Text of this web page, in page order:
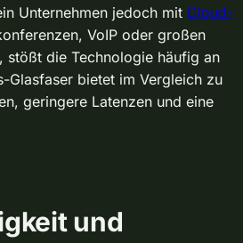
Unternehmen jedoch mit Cloud-
VoIP oder großen
stößt die Technologie häufig an
Glasfaser bietet im Vergleich zu
geringere Latenzen und eine
und